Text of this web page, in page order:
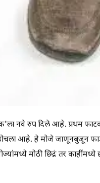
नवे रुप दिले आहे. प्रथम
आहे. हे मोजे
मोठी छिद्रं तर काहींमध्ये